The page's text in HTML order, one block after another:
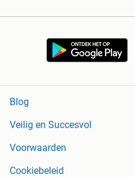
Blog
Veilig en Succesvol
Voorwaarden
Cookiebeleid